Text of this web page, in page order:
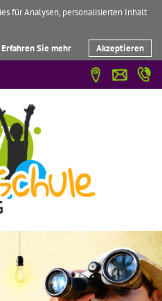
für Analysen, personalisierten Inhalt
Erfahren Sie mehr Akzeptieren